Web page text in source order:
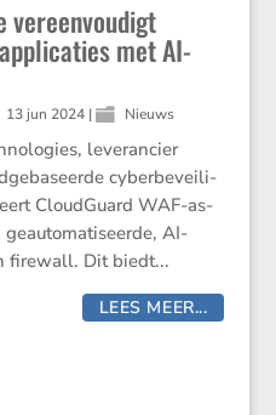
vereenvoudigt
met AI-
13 jun 2024 | Nieuws
leveran­cier
cyber­be­vei­li­
Cloud­Guard WAF-as-
geauto­ma­ti­seerde, AI-
firewall. Dit biedt...
LEES MEER...